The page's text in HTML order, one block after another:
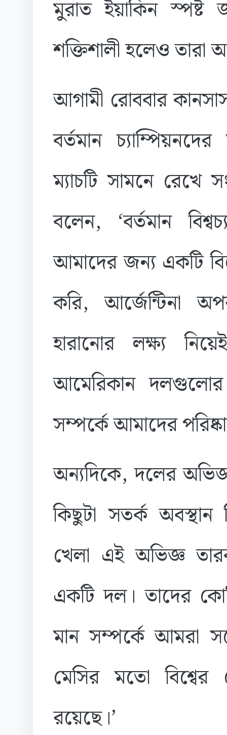
মুরাত ইয়াকিন স্পষ্ট
শক্তিশালী হলেও তারা
আগামী রোববার
বর্তমান
ম্যাচটি সামনে রেখে
বলেন, ‘বর্তমান
আমাদের জন্য একটি
করি, আর্জেন্টিনা
হারানোর লক্ষ্য
আমেরিকান
সম্পর্কে আমাদের
অন্যদিকে, দলের অভিজ্ঞ
কিছুটা সতর্ক অবস্থান
খেলা এই অভিজ্ঞ
একটি দল। তাদের
মান সম্পর্কে আমরা
মেসির মতো
রয়েছে।’